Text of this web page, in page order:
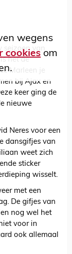
wegens
cookies om
seizoen van
het de
Marleen je
bij Ajax en
keer ging de
nieuwe
Neres voor een
dansgifjes van
weet zich
sticker
wisselt.
met een
De gifjes van
nog wel het
voor in
ook allemaal